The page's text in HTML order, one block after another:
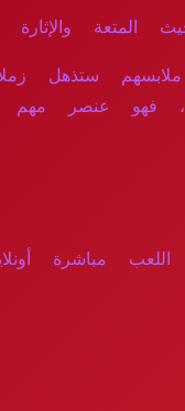
المتعة والإثارة
ملابسهم ستذهل
فهو عنصر مهم
مباشرة